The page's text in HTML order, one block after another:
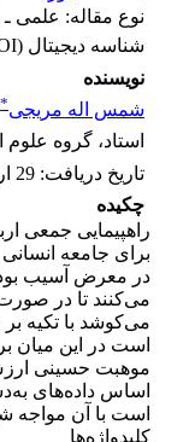
نوع مقاله: علمی
شناسه دیجیتال (DOI):
نویسنده
شمس اله مریجی*
استاد، گروه علوم
تاریخ دریافت: 29 اردیبهشت 1403
چکیده
راهپیمایی جمعی
برای جامعه
در معرض آسیب بوده
می‌کنند تا در
می‌کوشد با تکیه بر
است در این میان
موهبت حسینی
اساس داده‌های
است با آن مواجه
کلیدواژه‌ها